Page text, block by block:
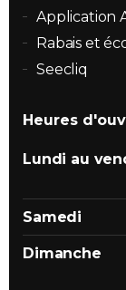
Application
Rabais et
Seecliq
Heures
Lundi au
Samedi
Dimanche